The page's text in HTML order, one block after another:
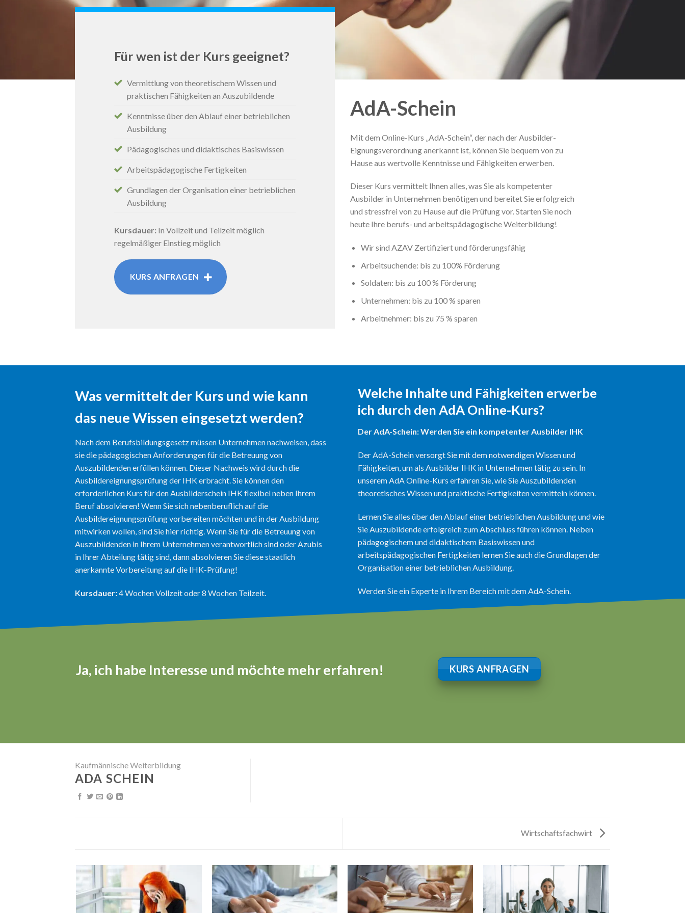
Für wen ist der Kurs geeignet?
Vermittlung von theoretischem Wissen und
praktischen Fähigkeiten an Auszubildende
Kenntnisse über den Ablauf einer betrieblichen
Ausbildung
Pädagogisches und didaktisches Basiswissen
Arbeitspädagogische Fertigkeiten
Grundlagen der Organisation einer betrieblichen
Ausbildung
Kursdauer: In Vollzeit und Teilzeit möglich
regelmäßiger Einstieg möglich
KURS ANFRAGEN
AdA-Schein
Mit dem Online-Kurs „AdA-Schein“, der nach der Ausbilder-
Eignungsverordnung anerkannt ist, können Sie bequem von zu
Hause aus wertvolle Kenntnisse und Fähigkeiten erwerben.
Dieser Kurs vermittelt Ihnen alles, was Sie als kompetenter
Ausbilder in Unternehmen benötigen und bereitet Sie erfolgreich
und stressfrei von zu Hause auf die Prüfung vor. Starten Sie noch
heute Ihre berufs- und arbeitspädagogische Weiterbildung!
Wir sind AZAV Zertifiziert und förderungsfähig
Arbeitsuchende: bis zu 100% Förderung
Soldaten: bis zu 100 % Förderung
Unternehmen: bis zu 100 % sparen
Arbeitnehmer: bis zu 75 % sparen
Was vermittelt der Kurs und wie kann
das neue Wissen eingesetzt werden?
Nach dem Berufsbildungsgesetz müssen Unternehmen nachweisen, dass
sie die pädagogischen Anforderungen für die Betreuung von
Auszubildenden erfüllen können. Dieser Nachweis wird durch die
Ausbildereignungsprüfung der IHK erbracht. Sie können den
erforderlichen Kurs für den Ausbilderschein IHK flexibel neben Ihrem
Beruf absolvieren! Wenn Sie sich nebenberuflich auf die
Ausbildereignungsprüfung vorbereiten möchten und in der Ausbildung
mitwirken wollen, sind Sie hier richtig. Wenn Sie für die Betreuung von
Auszubildenden in Ihrem Unternehmen verantwortlich sind oder Azubis
in Ihrer Abteilung tätig sind, dann absolvieren Sie diese staatlich
anerkannte Vorbereitung auf die IHK-Prüfung!
Kursdauer:4 Wochen Vollzeit oder 8 Wochen Teilzeit.
Welche Inhalte und Fähigkeiten erwerbe
ich durch den AdA Online-Kurs?
Der AdA-Schein: Werden Sie ein kompetenter Ausbilder IHK
Der AdA-Schein versorgt Sie mit dem notwendigen Wissen und
Fähigkeiten, um als Ausbilder IHK in Unternehmen tätig zu sein. In
unserem AdA Online-Kurs erfahren Sie, wie Sie Auszubildenden
theoretisches Wissen und praktische Fertigkeiten vermitteln können.
Lernen Sie alles über den Ablauf einer betrieblichen Ausbildung und wie
Sie Auszubildende erfolgreich zum Abschluss führen können. Neben
pädagogischem und didaktischem Basiswissen und
arbeitspädagogischen Fertigkeiten lernen Sie auch die Grundlagen der
Organisation einer betrieblichen Ausbildung.
Werden Sie ein Experte in Ihrem Bereich mit dem AdA-Schein.
Ja, ich habe Interesse und möchte mehr erfahren! KURS ANFRAGEN
Kaufmännische Weiterbildung
ADA SCHEIN
Wirtschaftsfachwirt